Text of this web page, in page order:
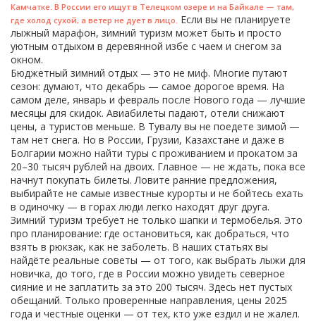
Камчатке. В России его ищут в Телецком озере и на Байкале — там,
где холод сухой, а ветер не дует в лицо. Если вы не планируете
лыжный марафон, зимний туризм может быть и просто
уютным отдыхом в деревянной избе с чаем и снегом за
окном.
Бюджетный зимний отдых — это не миф. Многие путают
сезон: думают, что декабрь — самое дорогое время. На
самом деле, январь и февраль после Нового года — лучшие
месяцы для скидок. Авиабилеты падают, отели снижают
цены, а туристов меньше. В Тувалу вы не поедете зимой —
там нет снега. Но в России, Грузии, Казахстане и даже в
Болгарии можно найти туры с проживанием и прокатом за
20–30 тысяч рублей на двоих. Главное — не ждать, пока все
начнут покупать билеты. Ловите ранние предложения,
выбирайте не самые известные курорты и не бойтесь ехать
в одиночку — в горах люди легко находят друг друга.
Зимний туризм требует не только шапки и термобелья. Это
про планирование: где остановиться, как добраться, что
взять в рюкзак, как не заболеть. В наших статьях вы
найдёте реальные советы — от того, как выбрать лыжи для
новичка, до того, где в России можно увидеть северное
сияние и не заплатить за это 200 тысяч. Здесь нет пустых
обещаний. Только проверенные направления, цены 2025
года и честные оценки — от тех, кто уже ездил и не жалел.